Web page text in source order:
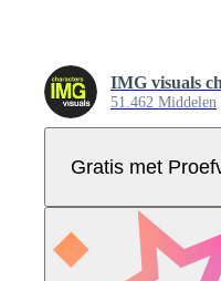
IMG visuals
51.462 Middelen
Gratis met